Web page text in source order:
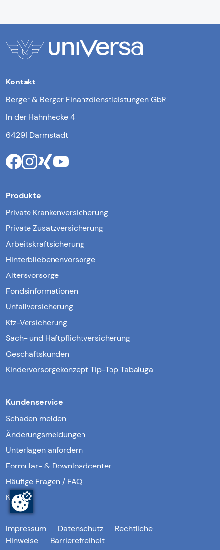
Kontakt
Berger & Berger Finanzdienstleistungen GbR
In der Hahnhecke 4
64291 Darmstadt
Produkte
Private Krankenversicherung
Private Zusatzversicherung
Arbeitskraftsicherung
Hinterbliebenenvorsorge
Altersvorsorge
Fondsinformationen
Unfallversicherung
Kfz-Versicherung
Sach- und Haftpflichtversicherung
Geschäftskunden
Kindervorsorgekonzept Tip-Top Tabaluga
Kundenservice
Schaden melden
Änderungsmeldungen
Unterlagen anfordern
Formular- & Downloadcenter
Häufige Fragen / FAQ
Kontakt
Impressum Datenschutz
Rechtliche
Hinweise
Barrierefreiheit